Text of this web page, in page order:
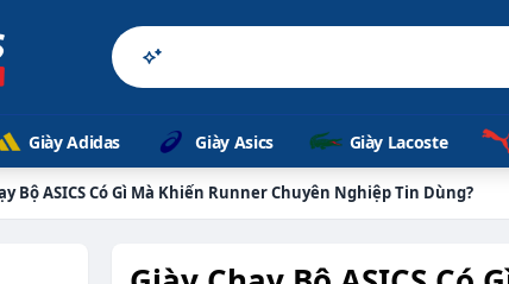
Sản phẩm
Giày Adidas Giày Asics Giày Lacoste
Bộ ASICS Có Gì Mà Khiến Runner Chuyên Nghiệp Tin Dùng?